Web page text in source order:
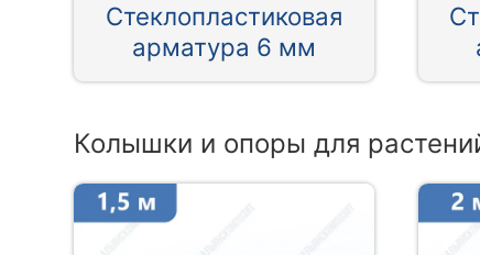
Стеклопластиковая
арматура 6 мм
Колышки и опоры для